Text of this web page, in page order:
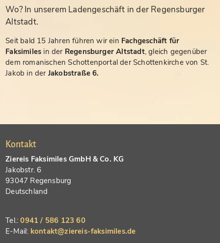
Wo? In unserem Ladengeschäft in der Regensburger
Altstadt.
Seit bald 15 Jahren führen wir ein Fachgeschäft für
Faksimiles in der Regensburger Altstadt, gleich gegenüber
dem romanischen Schottenportal der Schottenkirche von St.
Jakob in der Jakobstraße 6.
Kontakt
Ziereis Faksimiles GmbH & Co. KG
Jakobstr. 6
93047 Regensburg
Deutschland
Tel.:0941 / 586 123 60
E-Mail: kontakt@ziereis-faksimiles.de